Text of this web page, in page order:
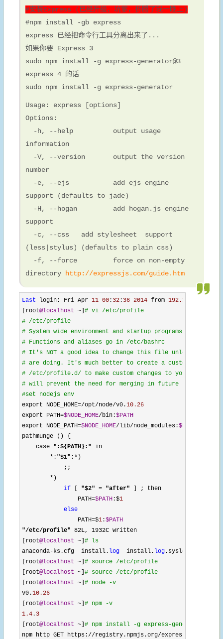
#安装Express (已经升级，坑爹，折腾了我一晚上)
#npm install -gb express
express 已经把命令行工具分离出来了...
如果你要 Express 3
sudo npm install -g express-generator@3
express 4 的话
sudo npm install -g express-generator
Usage: express [options]
Options:
-h, --help output usage
information
-V, --version output the version
number
-e, --ejs add ejs engine
support (defaults to jade)
-H, --hogan add hogan.js engine
support
-c, --css add stylesheet support
(less|stylus) (defaults to plain css)
-f, --force force on non-empty
directory
http://expressjs.com/guide.htm
Last login: Fri Apr 11 00: 32: 36 2014 from 192.168
[root@localhost ~] # vi /etc/profile
# /etc/profile
# System wide environment and startup programs, for
# Functions and aliases go in /etc/bashrc
# It's NOT a good idea to change this file unless you
# are doing. It's much better to create a custom.sh
# /etc/profile.d/ to make custom changes to your
# will prevent the need for merging in future updates.
#set nodejs env
export NODE_HOME=/opt/node/v0.10.26
export PATH=$NODE_HOME/bin:$PATH
export NODE_PATH=$NODE_HOME/lib/node_modules:$PATH
pathmunge () {
    case
" :${PATH}: " in
*: "$1" :* )
            ;;
* )
if [ "$2" = "after" ] ; then
                PATH
=$PATH:$1
else
                PATH
=$1:$PATH
"/etc/profile" 82L,
1932C written
[root@localhost ~] # ls
anaconda-ks.cfg  install. log
  install.
log. syslog
[root@localhost ~] # source /etc/profile
[root@localhost ~] # source /etc/profile
[root@localhost ~] # node -v
v0.10.26
[root@localhost ~] # npm -v
1.4. 3
[root@localhost ~] # npm install -g express-generator
npm http GET https://registry.npmjs.org/express-